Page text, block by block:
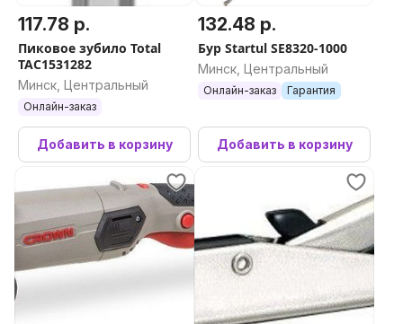
117.78 р.
Пиковое зубило Total
TAC1531282
Минск, Центральный
Онлайн-заказ
Добавить в корзину
132.48 р.
Бур Startul SE8320-1000
Минск, Центральный
Онлайн-заказ Гарантия
Добавить в корзину